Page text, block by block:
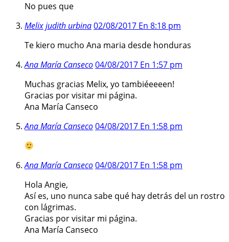
No pues que
Melix judith urbina02/08/2017 En 8:18 pm
Te kiero mucho Ana maria desde honduras
Ana María Canseco04/08/2017 En 1:57 pm
Muchas gracias Melix, yo tambiéeeeen!
Gracias por visitar mi página.
Ana María Canseco
Ana María Canseco04/08/2017 En 1:58 pm
Ana María Canseco04/08/2017 En 1:58 pm
Hola Angie,
Así es, uno nunca sabe qué hay detrás del un rostro
con lágrimas.
Gracias por visitar mi página.
Ana María Canseco